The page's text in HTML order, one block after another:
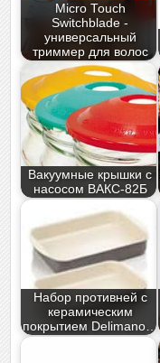
Micro Touch
Switchblade -
универсальный
триммер для волос
Вакуумные крышки с
насосом ВАКС-82Б
Набор противней с
керамическим
покрытием Delimano…